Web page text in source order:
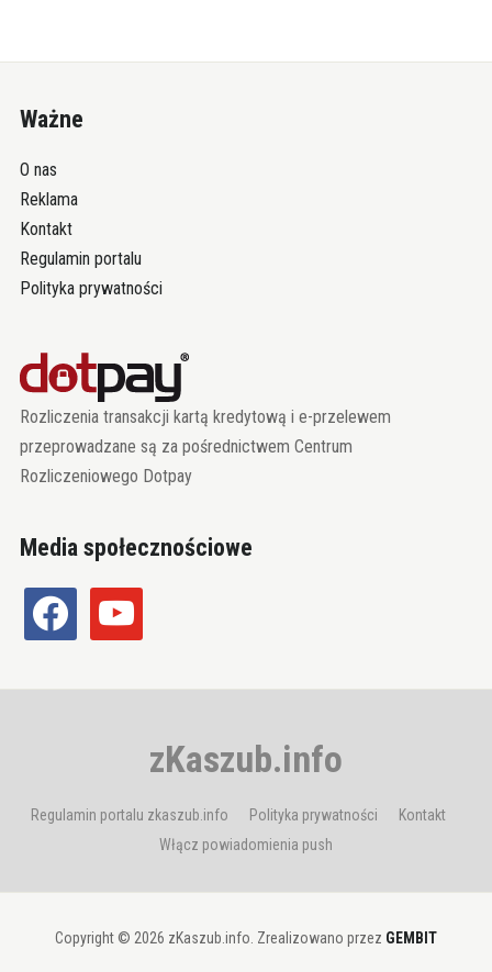
Ważne
O nas
Reklama
Kontakt
Regulamin portalu
Polityka prywatności
Rozliczenia transakcji kartą kredytową i e-przelewem
przeprowadzane są za pośrednictwem Centrum
Rozliczeniowego Dotpay
Media społecznościowe
facebook youtube
zKaszub.info
Regulamin portalu zkaszub.info Polityka prywatności
Kontakt
Włącz powiadomienia push
Copyright © 2026 zKaszub.info. Zrealizowano przez GEMBIT